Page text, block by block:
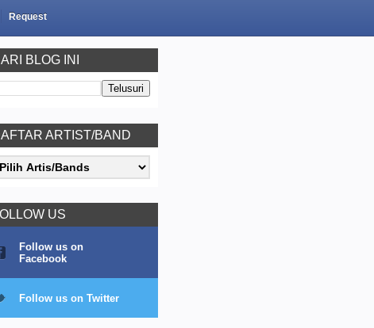
Request
BLOG INI
ARTIST/BAND
US
Follow us on
Facebook
Follow us on Twitter